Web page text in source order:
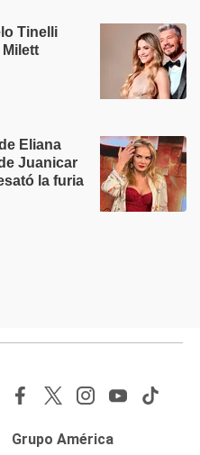
Tinelli
Eliana
Juanicar
la furia
Grupo América